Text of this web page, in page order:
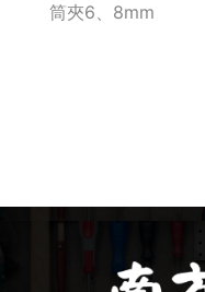
砂紙 / 拋光
筒夾6、8mm